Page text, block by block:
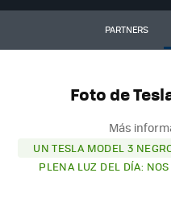
PARTNERS
Foto de
Más
UN TESLA MODEL 3
PLENA LUZ DEL DÍA: